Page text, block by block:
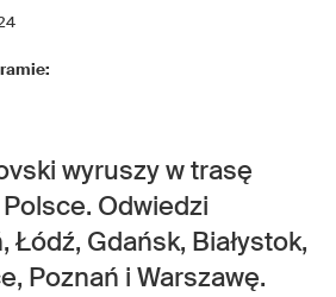
wyruszy w trasę
Odwiedzi
Łódź, Gdańsk, Białystok,
Poznań i Warszawę.